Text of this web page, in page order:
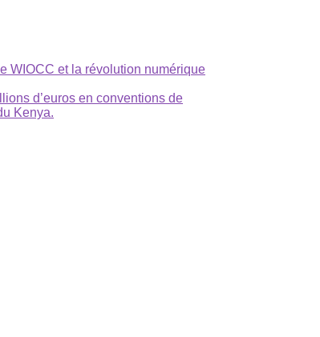
WIOCC et la révolution numérique
d’euros en conventions de
Kenya.